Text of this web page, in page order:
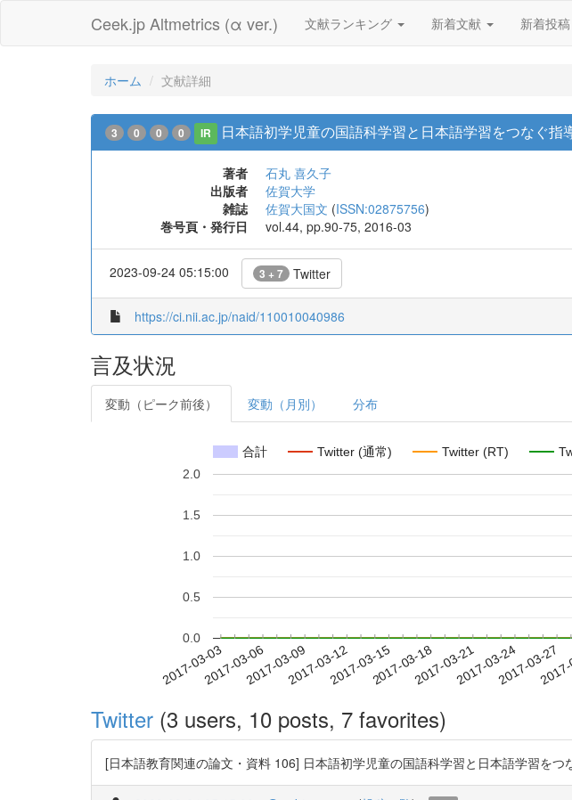
Ceek.jp Altmetrics (α ver.) 文献ランキング 新着文献 新着投稿
ホーム 文献詳細
3 0 0 0 IR 日本語初学児童の国語科学習と日本語学習をつなぐ
著者
石丸 喜久子
出版者
佐賀大学
雑誌
佐賀大国文 (ISSN:02875756)
巻号頁・発行日
vol.44, pp.90-75, 2016-03
2023-09-24 05:15:00 3 + 7 Twitter
https://ci.nii.ac.jp/naid/110010040986
言及状況
変動（ピーク前後） 変動（月別） 分布
合計 Twitter (通常) Twitter (RT)
2017-03-032017-03-062017-03-092017-03-122017-03-152017-03-182017-03-212017-03-242017-03-27
0.0
0.5
1.0
1.5
2.0
Twitter (3 users, 10 posts, 7 favorites)
[日本語教育関連の論文・資料 106] 日本語初学児童の国語科学習と日本語学習を